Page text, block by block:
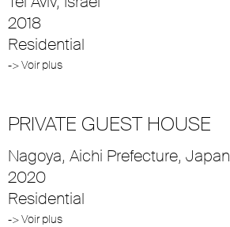
2018
Residential
-> Voir plus
PRIVATE GUEST HOUSE
Nagoya, Aichi Prefecture, Japan
2020
Residential
-> Voir plus